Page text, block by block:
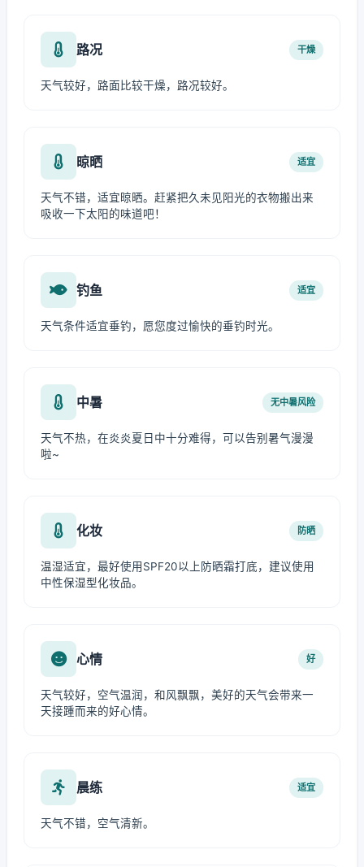
路况 干燥
天气较好，路面比较干燥，路况较好。
晾晒 适宜
天气不错，适宜晾晒。赶紧把久未见阳光的衣物搬出来
吸收一下太阳的味道吧！
钓鱼 适宜
天气条件适宜垂钓，愿您度过愉快的垂钓时光。
中暑 无中暑风险
天气不热，在炎炎夏日中十分难得，可以告别暑气漫漫
啦~
化妆 防晒
温湿适宜，最好使用SPF20以上防晒霜打底，建议使用
中性保湿型化妆品。
心情 好
天气较好，空气温润，和风飘飘，美好的天气会带来一
天接踵而来的好心情。
晨练 适宜
天气不错，空气清新。